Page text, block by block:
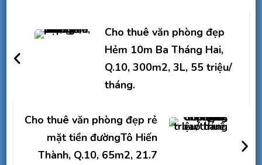
hướng
bài
Cho thuê văn phòng đẹp
Hẻm 10m Ba Tháng Hai,
Q.10, 300m2, 3L, 55 triệu/
tháng.
Cho thuê văn phòng đẹp rẻ
mặt tiền đườngTô Hiến
Thành, Q.10, 65m2, 21.7